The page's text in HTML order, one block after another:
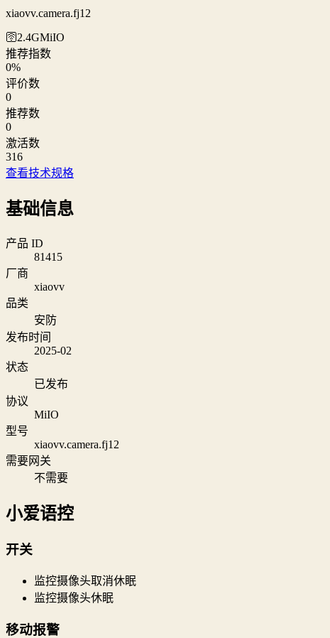
xiaovv.camera.fj12
🛜2.4GMiIO
推荐指数
0%
评价数
0
推荐数
0
激活数
316
查看技术规格
基础信息
产品 ID
81415
厂商
xiaovv
品类
安防
发布时间
2025-02
状态
已发布
协议
MiIO
型号
xiaovv.camera.fj12
需要网关
不需要
小爱语控
开关
监控摄像头取消休眠
监控摄像头休眠
移动报警